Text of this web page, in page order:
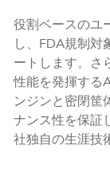
役割ベースのユ
し、FDA規制対
ートします。さ
性能を発揮する
ンジンと密閉筐
ナンス性を保証
社独自の生涯技